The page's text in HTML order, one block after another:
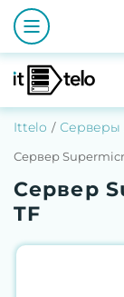
Ittelo Серверы
Сервер
Сервер
TF